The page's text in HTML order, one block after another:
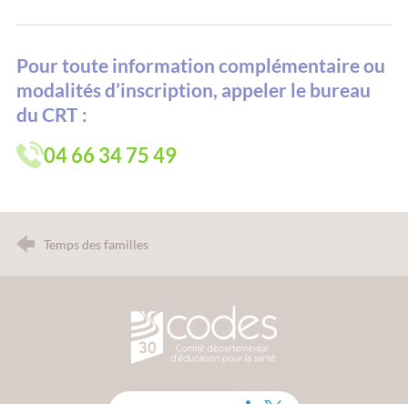
Pour toute information complémentaire ou
modalités d’inscription, appeler le bureau
du CRT:
04 66 34 75 49
Temps des familles
CODES 30 - Comité